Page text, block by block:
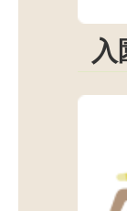
入